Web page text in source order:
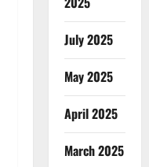
July 2025
May 2025
April 2025
March 2025